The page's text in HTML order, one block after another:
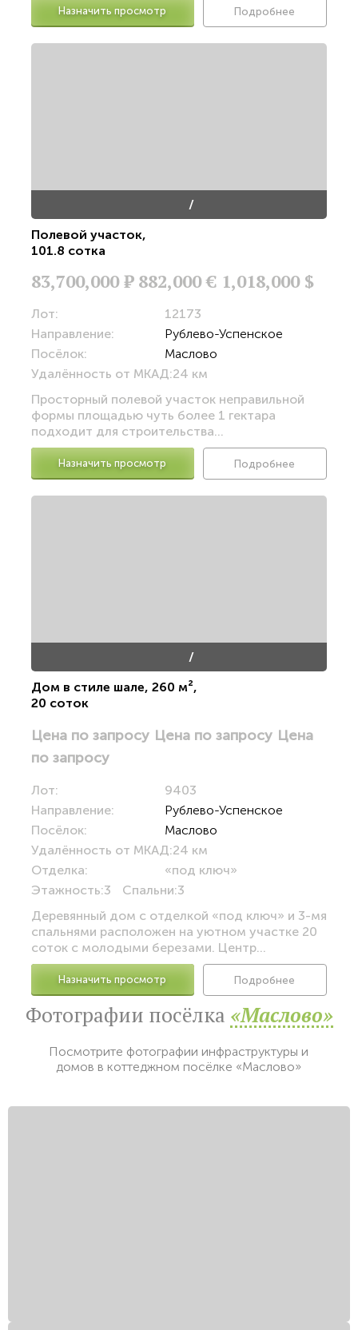
Назначить просмотр Подробнее
/
Полевой участок,
101.8 сотка
83,700,000Р 882,000 € 1,018,000 $
Лот:
12173
Направление:
Рублево-Успенское
Посёлок:
Маслово
Удалённость от МКАД:24 км
Просторный полевой участок неправильной
формы площадью чуть более 1 гектара
подходит для строительства...
Назначить просмотр Подробнее
/
Дом в стиле шале, 260 м²,
20 соток
Цена по запросу Цена по запросу Цена
по запросу
Лот:
9403
Направление:
Рублево-Успенское
Посёлок:
Маслово
Удалённость от МКАД:24 км
Отделка:
«под ключ»
Этажность:3 Спальни:3
Деревянный дом с отделкой «под ключ» и 3-мя
спальнями расположен на уютном участке 20
соток с молодыми березами. Центр...
Назначить просмотр Подробнее
Фотографии посёлка «Маслово»
Посмотрите фотографии инфраструктуры и
домов в коттеджном посёлке «Маслово»